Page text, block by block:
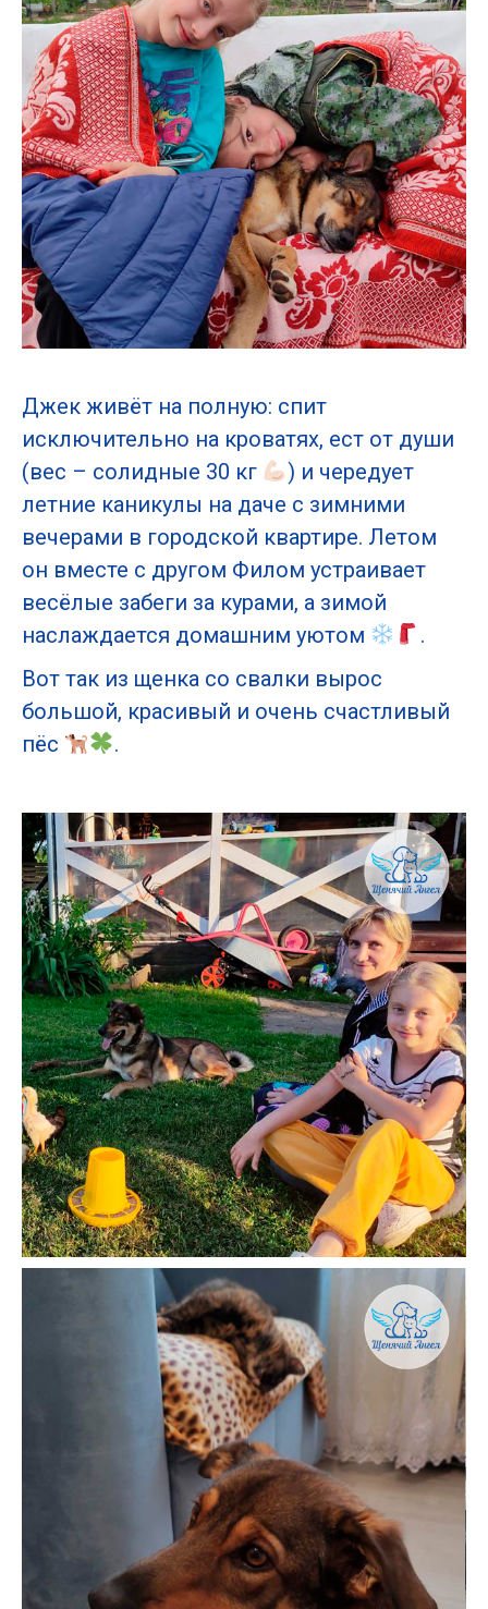
Джек живёт на полную: спит
исключительно на кроватях, ест от души
(вес – солидные 30 кг
) и чередует
летние каникулы на даче с зимними
вечерами в городской квартире. Летом
он вместе с другом Филом устраивает
весёлые забеги за курами, а зимой
наслаждается домашним уютом
.
Вот так из щенка со свалки вырос
большой, красивый и очень счастливый
пёс
.